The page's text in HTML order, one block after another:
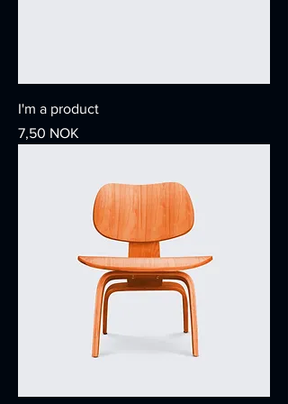
I'm a product
Giá
7,50 NOK